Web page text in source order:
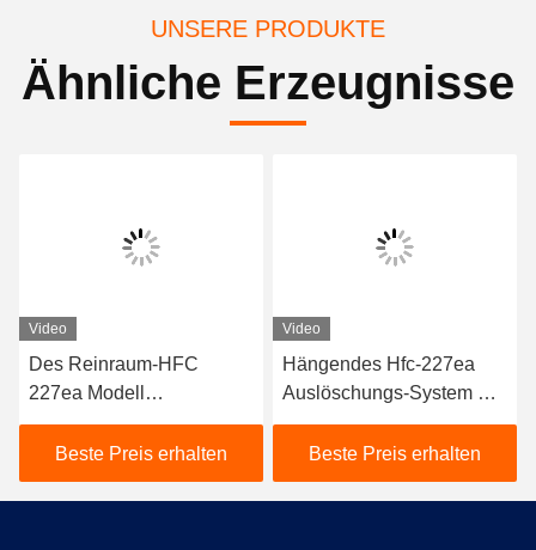
UNSERE PRODUKTE
Ähnliche Erzeugnisse
Video
Des Reinraum-HFC
227ea Modell
Feuerlöschanlage-der
Suspendierungs-16L
Beste Preis erhalten
Video
Hängendes Hfc-227ea
Auslöschungs-System mit
elektrischem Auslöser
Beste Preis erhalten